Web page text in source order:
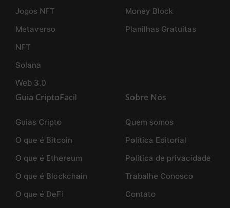
Jogos NFT
Metaverso
NFT
Solana
Web 3.0
Money Block
Planilhas Gratuitas
Guia CriptoFacil
Guias Cripto
O que é Bitcoin
O que é Ethereum
O que é Blockchain
O que é DeFi
Sobre Nós
Quem somos
Politica Editorial
Política de privacidade
Trabalhe Conosco
Contato